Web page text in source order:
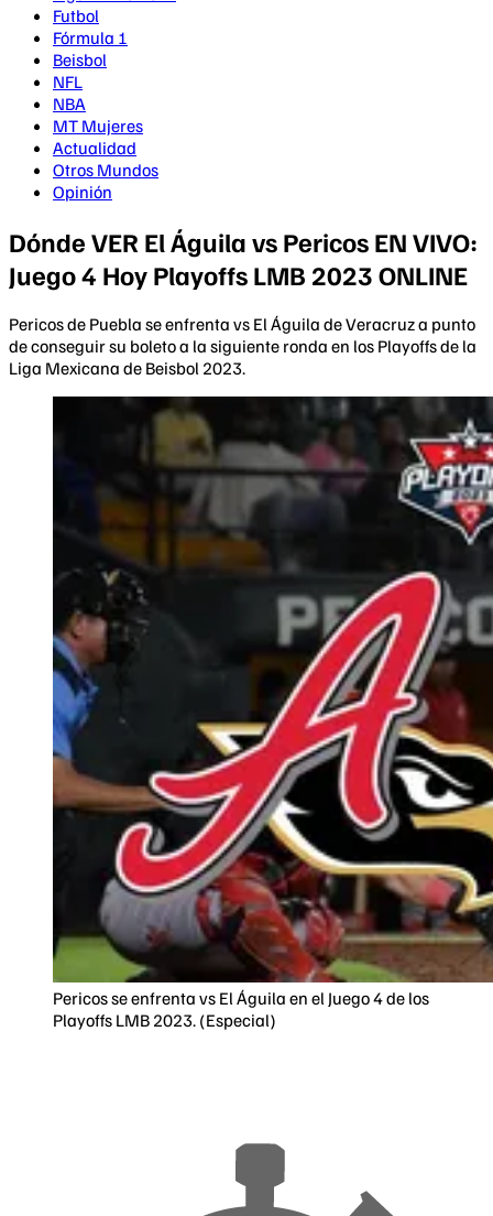
Futbol
Fórmula 1
Beisbol
NFL
NBA
MT Mujeres
Actualidad
Otros Mundos
Opinión
Dónde VER El Águila vs Pericos EN VIVO:
Juego 4 Hoy Playoffs LMB 2023 ONLINE
Pericos de Puebla se enfrenta vs El Águila de Veracruz a punto
de conseguir su boleto a la siguiente ronda en los Playoffs de la
Liga Mexicana de Beisbol 2023.
Pericos se enfrenta vs El Águila en el Juego 4 de los
Playoffs LMB 2023. (Especial)